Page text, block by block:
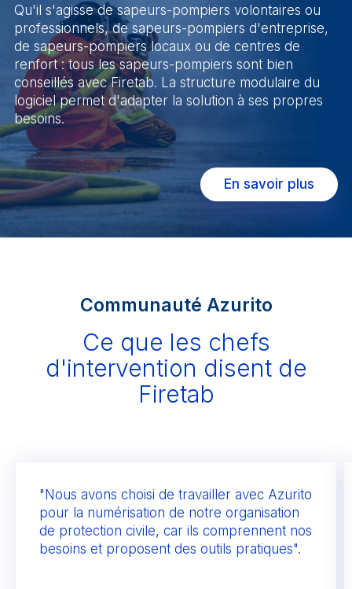
Qu'il s'agisse de sapeurs-pompiers volontaires ou
professionnels, de sapeurs-pompiers d'entreprise,
de sapeurs-pompiers locaux ou de centres de
renfort : tous les sapeurs-pompiers sont bien
conseillés avec Firetab. La structure modulaire du
logiciel permet d'adapter la solution à ses propres
besoins.
En savoir plus
Communauté Azurito
Ce que les chefs
d'intervention disent de
Firetab
"Nous avons choisi de travailler avec Azurito
pour la numérisation de notre organisation
de protection civile, car ils comprennent nos
besoins et proposent des outils pratiques".